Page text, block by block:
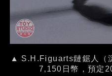
▲ S.H.Figuarts鏈鋸人（
7,150日幣，預定